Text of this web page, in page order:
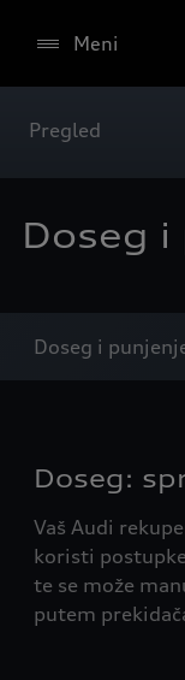
Meni
Pregled
Doseg
Doseg i
Doseg:
Vaš Audi
koristi
te se može
putem